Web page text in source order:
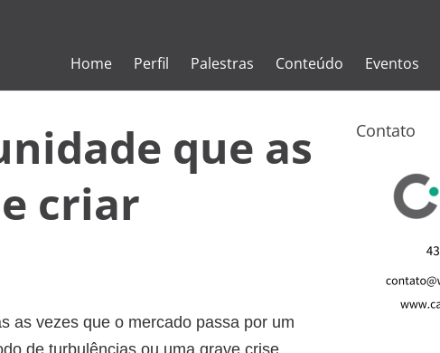
Home Perfil Palestras Conteúdo Eventos
que as
criar
as vezes que o mercado passa por um
de turbulências ou uma grave crise
Contato